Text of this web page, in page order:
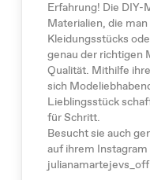
Erfahrung! Die DIY-
Materialien, die
Kleidungsstücks
genau der richtigen
Qualität. Mithilfe
sich
Lieblingsstück
für Schritt.
Besucht sie auch
auf ihrem